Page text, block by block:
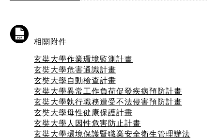
相關附件
玄奘大學作業環境監測計畫
玄奘大學危害通識計畫
玄奘大學自動檢查計畫
玄奘大學異常工作負荷促發疾病預防計畫
玄奘大學執行職務遭受不法侵害預防計畫
玄奘大學母性健康保護計畫
玄奘大學人因性危害防止計畫
玄奘大學環境保護暨職業安全衛生管理辦法